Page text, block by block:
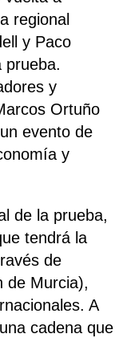
regional
y Paco
prueba.
y
Ortuño
evento de
y
de la prueba,
tendrá la
de
de Murcia),
A
cadena que